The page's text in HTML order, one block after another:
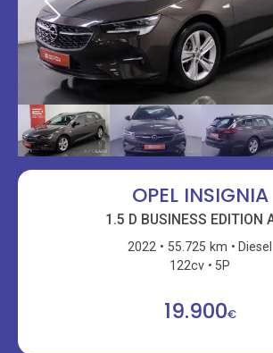
OPEL INSIGNIA
1.5 D BUSINESS EDITION
2022 55.725 km
Diesel
122cv
5P
19.900€